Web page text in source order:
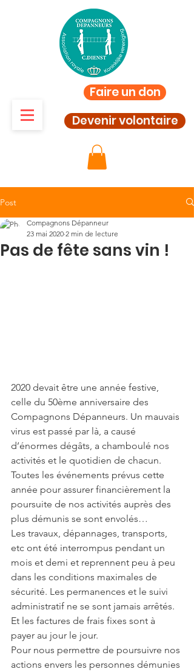
Faire un don
Devenir volontaire
Post
Pas de fête sans vin !
Compagnons Dépanneur
23 mai 2020 2 min de lecture
2020 devait être une année festive,
celle du 50ème anniversaire des
Compagnons Dépanneurs. Un mauvais
virus est passé par là, a causé
d’énormes dégâts, a chamboulé nos
activités et le quotidien de chacun.
Toutes les événements prévus cette
année pour assurer financièrement la
poursuite de nos activités auprès des
plus démunis se sont envolés…
Les travaux, dépannages, transports,
etc ont été interrompus pendant un
mois et demi et reprennent peu à peu
dans les conditions maximales de
sécurité. Les permanences et le suivi
administratif ne se sont jamais arrêtés.
Et les factures de frais fixes sont à
payer au jour le jour.
Pour nous permettre de poursuivre nos
actions envers les personnes démunies